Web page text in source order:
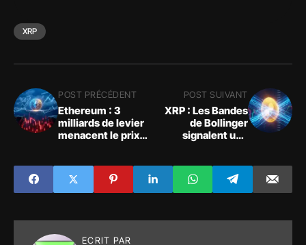
XRP
POST PRÉCÉDENT
Ethereum : 3
milliards de levier
menacent le prix
POST SUIVANT
XRP : Les Bandes
de Bollinger
signalent une
nouveau rallye
ECRIT PAR